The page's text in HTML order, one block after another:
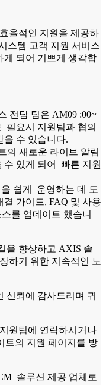
율적인 지원을 제공하
스템 고객 지원 서비스
되어 기쁘게 생각합
전담 팀은 AM09 :00~
필요시 지원팀과 협의
수 있습니다.
의 새로운 라이브 알림
수 있게 되어 빠른 지원
쉽게 운영하는 데 도
가이드, FAQ 및 사용
를 업데이트 했습니
을 향상하고 AXIS 솔
하기 위한 지속적인 노
신뢰에 감사드리며 귀
원팀에 연락하시거나
트의 지원 페이지를 방
솔루션 제공 업체로